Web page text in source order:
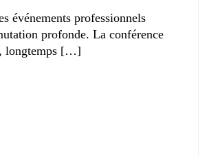
événements professionnels
profonde. La conférence
longtemps